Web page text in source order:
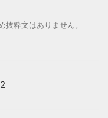
粋文はありません。